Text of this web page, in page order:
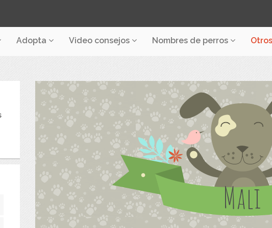
Adopta Video consejos Nombres de perros
Mali